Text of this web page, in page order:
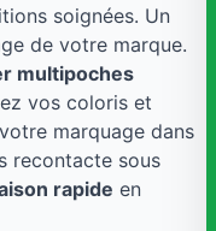
soignées. Un
de votre marque.
multipoches
vos coloris et
marquage dans
recontacte sous
rapide en